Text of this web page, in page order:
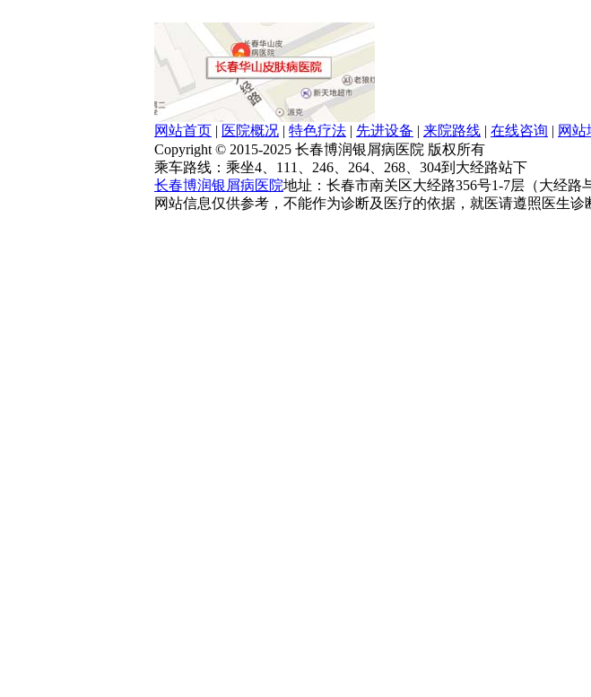
网站首页 | 医院概况 | 特色疗法 | 先进设备 | 来院路线 | 在线咨询 | 网站
Copyright © 2015-2025 长春博润银屑病医院 版权所有
乘车路线：乘坐4、111、246、264、268、304到大经路站下
长春博润银屑病医院地址：长春市南关区大经路356号1-7层（大经路
网站信息仅供参考，不能作为诊断及医疗的依据，就医请遵照医生诊